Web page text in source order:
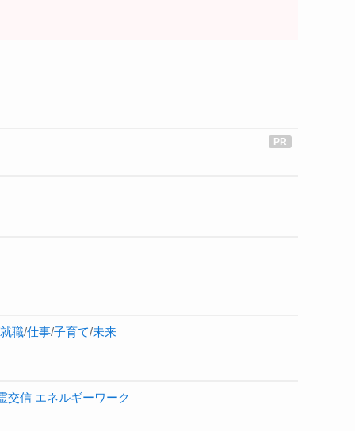
就職/仕事/子育て/未来
交信 エネルギーワーク